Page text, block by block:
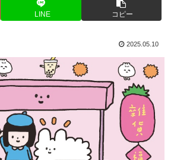
LINE コピー
2025.05.10